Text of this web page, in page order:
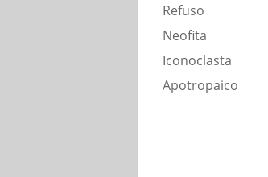
Refuso
Neofita
Iconoclasta
Apotropaico